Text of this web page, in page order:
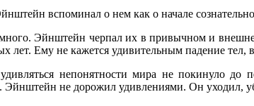
вспоминал о нем как о начале
Эйнштейн черпал их в привычном и
лет. Ему не кажется удивительным падение
непонятности мира не покинуло
Эйнштейн не дорожил удивлениями. Он уходил,